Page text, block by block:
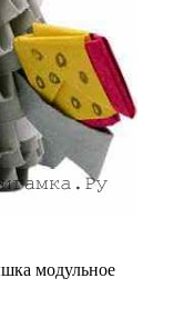
модульное